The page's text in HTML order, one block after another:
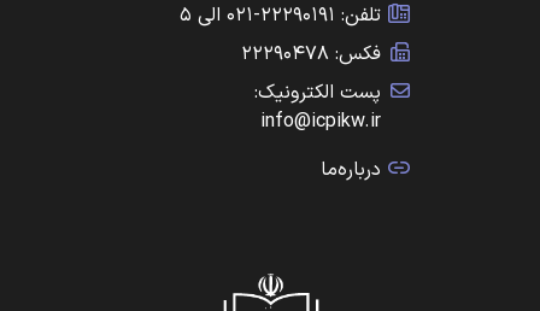
تلفن: ۲۲۲۹۰۱۹۱-۰۲۱ الی ۵
فکس: ۲۲۲۹۰۴۷۸
پست الکترونیک:
info@icpikw.ir
درباره‌ما